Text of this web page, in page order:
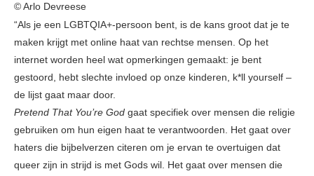
© Arlo Devreese
“Als je een LGBTQIA+-persoon bent, is de kans groot dat je te
maken krijgt met online haat van rechtse mensen. Op het
internet worden heel wat opmerkingen gemaakt: je bent
gestoord, hebt slechte invloed op onze kinderen, k*ll yourself –
de lijst gaat maar door.
Pretend That You’re God gaat specifiek over mensen die religie
gebruiken om hun eigen haat te verantwoorden. Het gaat over
haters die bijbelverzen citeren om je ervan te overtuigen dat
queer zijn in strijd is met Gods wil. Het gaat over mensen die